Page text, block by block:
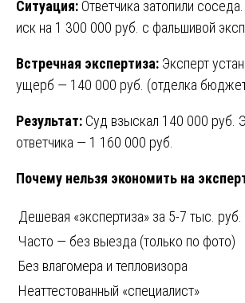
Ситуация: Ответчика затопили
иск на 1 300 000 руб. с фальшивой
Встречная экспертиза: Эксперт
ущерб — 140 000 руб. (отделка
Результат: Суд взыскал 140 000 руб.
ответчика — 1 160 000 руб.
Почему нельзя экономить на
Дешевая «экспертиза» за 5-7 тыс. руб.
Часто — без выезда (только по фото)
Без влагомера и тепловизора
Неаттестованный «специалист»